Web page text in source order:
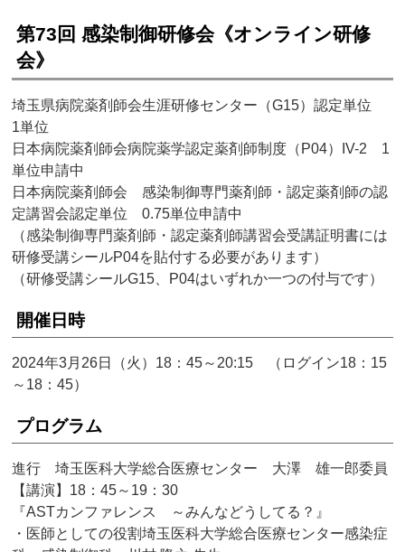
第73回 感染制御研修会《オンライン研修
会》
埼玉県病院薬剤師会生涯研修センター（G15）認定単位
1単位
日本病院薬剤師会病院薬学認定薬剤師制度（P04）IV-2 1
単位申請中
日本病院薬剤師会 感染制御専門薬剤師・認定薬剤師の認
定講習会認定単位 0.75単位申請中
（感染制御専門薬剤師・認定薬剤師講習会受講証明書には
研修受講シールP04を貼付する必要があります）
（研修受講シールG15、P04はいずれか一つの付与です）
開催日時
2024年3月26日（火）18：45～20:15 （ログイン18：15
～18：45）
プログラム
進行 埼玉医科大学総合医療センター 大澤 雄一郎委員
【講演】18：45～19：30
『ASTカンファレンス ～みんなどうしてる？』
・医師としての役割埼玉医科大学総合医療センター感染症